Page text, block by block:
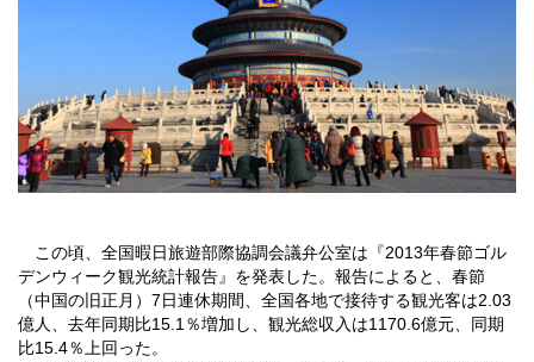
この頃、全国暇日旅遊部際協調会議弁公室は『2013年春節ゴル
デンウィーク観光統計報告』を発表した。報告によると、春節
（中国の旧正月） 7日連休期間、全国各地で接待する観光客は2.03
億人、去年同期比15.1 ％増加し、観光総収入は1170.6億元、同期
比15.4％上回った。